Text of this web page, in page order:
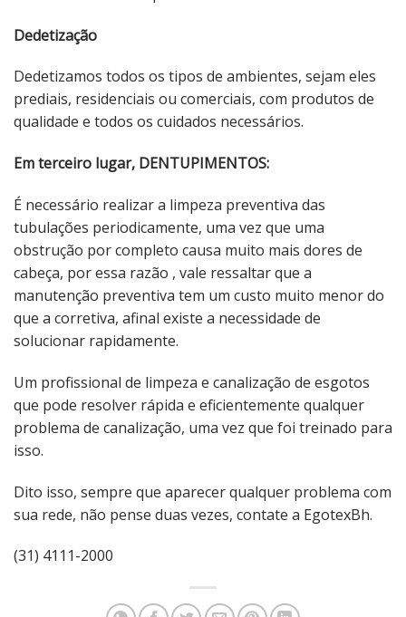
Dedetização
Dedetizamos todos os tipos de ambientes, sejam eles
prediais, residenciais ou comerciais, com produtos de
qualidade e todos os cuidados necessários.
Em terceiro lugar, DENTUPIMENTOS:
É necessário realizar a limpeza preventiva das
tubulações periodicamente, uma vez que uma
obstrução por completo causa muito mais dores de
cabeça, por essa razão , vale ressaltar que a
manutenção preventiva tem um custo muito menor do
que a corretiva, afinal existe a necessidade de
solucionar rapidamente.
Um profissional de limpeza e canalização de esgotos
que pode resolver rápida e eficientemente qualquer
problema de canalização, uma vez que foi treinado para
isso.
Dito isso, sempre que aparecer qualquer problema com
sua rede, não pense duas vezes, contate a EgotexBh.
(31) 4111-2000